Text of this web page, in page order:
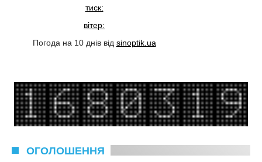
тиск:
вітер:
Погода на 10 днів від sinoptik.ua
ОГОЛОШЕННЯ